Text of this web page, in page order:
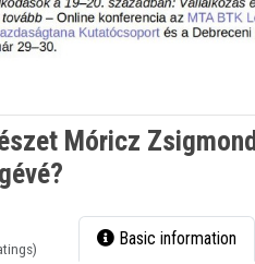
Móricz
Basic information